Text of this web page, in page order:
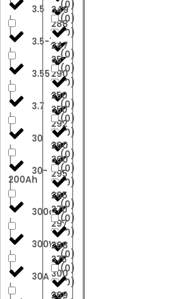
3.5
3.5-7A
3.55
3.7
30
30-
200Ah
300ah
300W
30A
288
(0)
290
(0)
292
(0)
295
(0)
297
(0)
300
(0)
349
(0)
35
(0)
350
(0)
360
(0)
370
(0)
375
(0)
(0)
247
(0)
250
(0)
260
(0)
265
(0)
268
(0)
269